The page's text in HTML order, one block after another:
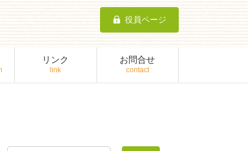
役員ページ
リンク お問合せ